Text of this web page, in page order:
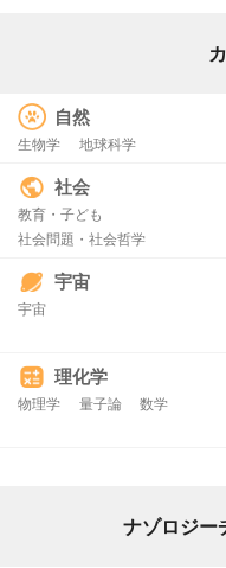
自然
生物学 地球科学
社会
教育・子ども
社会問題・社会哲学
宇宙
宇宙
理化学
物理学 量子論 数学
ナゾロジー